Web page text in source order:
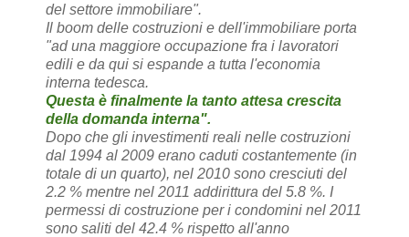
del settore immobiliare".
Il boom delle costruzioni e dell'immobiliare porta
"ad una maggiore occupazione fra i lavoratori
edili e da qui si espande a tutta l'economia
interna tedesca.
Questa è finalmente la tanto attesa crescita
della domanda interna".
Dopo che gli investimenti reali nelle costruzioni
dal 1994 al 2009 erano caduti costantemente (in
totale di un quarto), nel 2010 sono cresciuti del
2.2 % mentre nel 2011 addirittura del 5.8 %. I
permessi di costruzione per i condomini nel 2011
sono saliti del 42.4 % rispetto all'anno